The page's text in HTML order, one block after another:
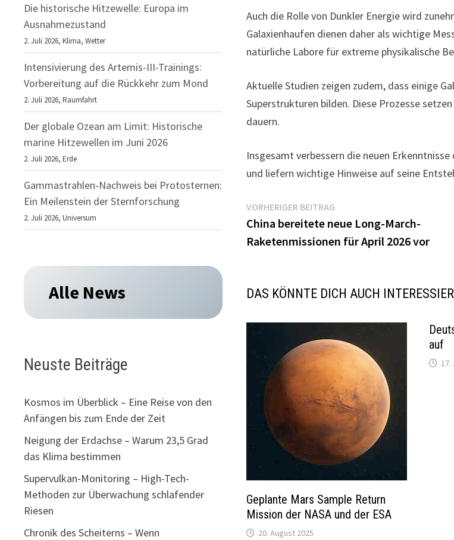
Auch die Rolle von Dunkler Energie wird
Galaxienhaufen dienen daher als wichtige
natürliche Labore für extreme physikalische
Aktuelle Studien zeigen zudem, dass einige
Superstrukturen bilden. Diese Prozesse
dauern.
Insgesamt verbessern die neuen
und liefern wichtige Hinweise auf seine
Beitragsnavigation
VORHERIGER BEITRAG
Beitrag:
China bereitete neue Long-March-
Raketenmissionen für April 2026 vor
DAS KÖNNTE DICH AUCH
Geplante Mars Sample Return
Mission der NASA und der ESA
20. August 2025
auf
17.
Die historische Hitzewelle: Europa im
Ausnahmezustand
2. Juli 2026,Klima,Wetter
Intensivierung des Artemis-III-Trainings:
Vorbereitung auf die Rückkehr zum Mond
2. Juli 2026,Raumfahrt
Der globale Ozean am Limit: Historische
marine Hitzewellen im Juni 2026
2. Juli 2026,Erde
Gammastrahlen-Nachweis bei Protosternen:
Ein Meilenstein der Sternforschung
2. Juli 2026,Universum
Alle News
Neuste Beiträge
Kosmos im Überblick – Eine Reise von den
Anfängen bis zum Ende der Zeit
Neigung der Erdachse – Warum 23,5 Grad
das Klima bestimmen
Supervulkan-Monitoring – High-Tech-
Methoden zur Überwachung schlafender
Riesen
Chronik des Scheiterns – Wenn